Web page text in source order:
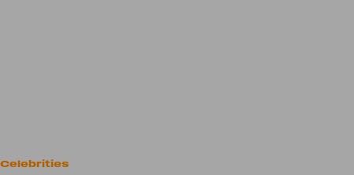
Celebrities